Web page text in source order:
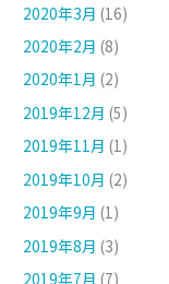
2020年3月 (16)
2020年2月 (8)
2020年1月 (2)
2019年12月 (5)
2019年11月 (1)
2019年10月 (2)
2019年9月 (1)
2019年8月 (3)
2019年7月 (7)